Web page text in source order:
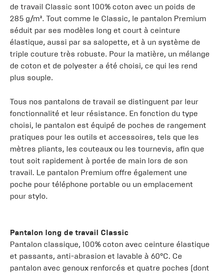
de travail Classic sont 100% coton avec un poids de
285 g/m². Tout comme le Classic, le pantalon Premium
séduit par ses modèles long et court à ceinture
élastique, aussi par sa salopette, et à un système de
triple couture très robuste. Pour la matière, un mélange
de coton et de polyester a été choisi, ce qui les rend
plus souple.
Tous nos pantalons de travail se distinguent par leur
fonctionnalité et leur résistance. En fonction du type
choisi, le pantalon est équipé de poches de rangement
pratiques pour les outils et accessoires, tels que les
mètres pliants, les couteaux ou les tournevis, afin que
tout soit rapidement à portée de main lors de son
travail. Le pantalon Premium offre également une
poche pour téléphone portable ou un emplacement
pour stylo.
Pantalon long de travail Classic
Pantalon classique, 100% coton avec ceinture élastique
et passants, anti-abrasion et lavable à 60°C. Ce
pantalon avec genoux renforcés et quatre poches (dont